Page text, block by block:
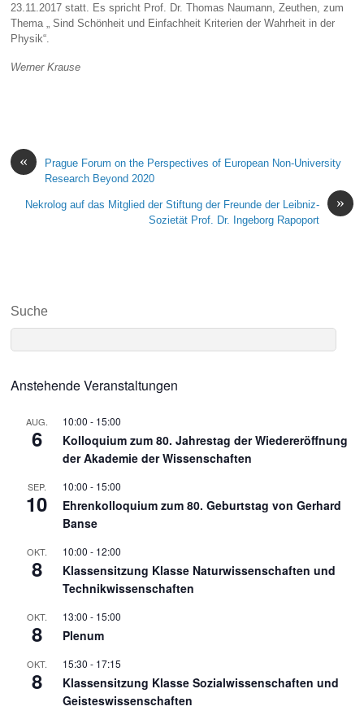
23.11.2017 statt. Es spricht Prof. Dr. Thomas Naumann, Zeuthen, zum
Thema „ Sind Schönheit und Einfachheit Kriterien der Wahrheit in der
Physik“.
Werner Krause
«
Prague Forum on the Perspectives of European Non-University
Research Beyond 2020
»
Nekrolog auf das Mitglied der Stiftung der Freunde der Leibniz-
Sozietät Prof. Dr. Ingeborg Rapoport
Suche
Anstehende Veranstaltungen
AUG.
6
10:00 - 15:00
Kolloquium zum 80. Jahrestag der Wiedereröffnung
der Akademie der Wissenschaften
SEP.
10
10:00 - 15:00
Ehrenkolloquium zum 80. Geburtstag von Gerhard
Banse
OKT.
8
10:00 - 12:00
Klassensitzung Klasse Naturwissenschaften und
Technikwissenschaften
OKT.
8
13:00 - 15:00
Plenum
OKT.
8
15:30 - 17:15
Klassensitzung Klasse Sozialwissenschaften und
Geisteswissenschaften